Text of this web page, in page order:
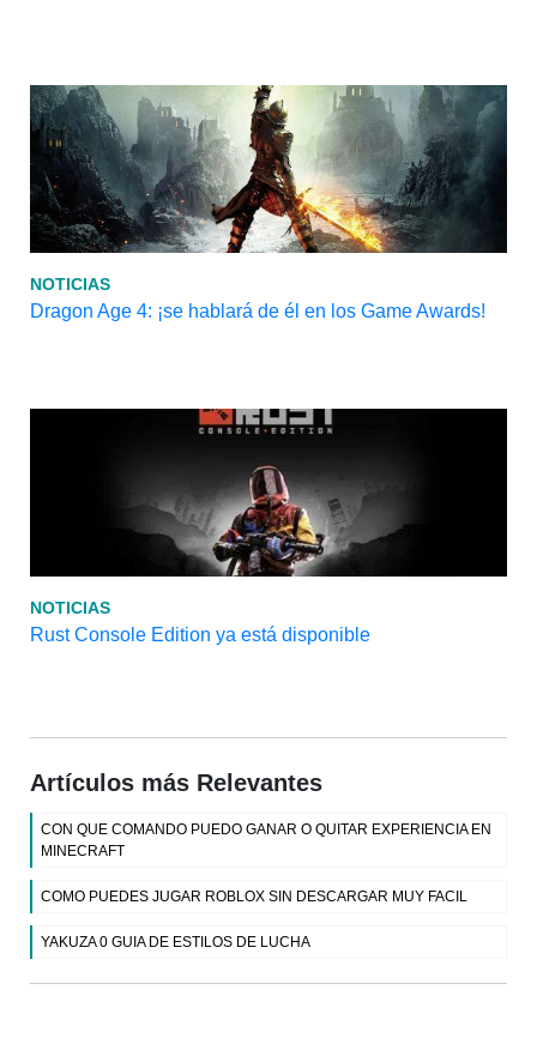
NOTICIAS
Dragon Age 4: ¡se hablará de él en los Game Awards!
NOTICIAS
Rust Console Edition ya está disponible
Artículos más Relevantes
CON QUE COMANDO PUEDO GANAR O QUITAR EXPERIENCIA EN
MINECRAFT
COMO PUEDES JUGAR ROBLOX SIN DESCARGAR MUY FACIL
YAKUZA 0 GUIA DE ESTILOS DE LUCHA